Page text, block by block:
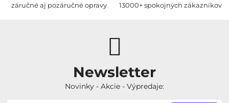
záručné aj pozáručné opravy 13000+ spokojných zákazníkov
Newsletter
Novinky - Akcie - Výpredaje: